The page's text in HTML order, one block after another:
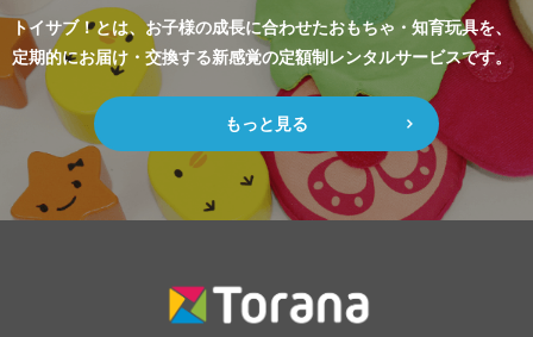
トイサブ！とは、お子様の成長に合わせたおもちゃ・知育玩具を、
定期的にお届け・交換する新感覚の定額制レンタルサービスです。
もっと見る